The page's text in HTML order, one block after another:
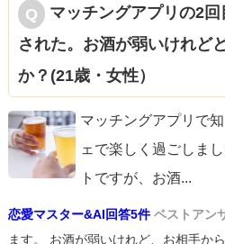
マッチングアプリの2
された。お酒が弱いけれど
か？(21歳・女性）
マッチングアプリで
ェで楽しく過ごしま
トですが、お酒...
恋愛マスター&AI回答5件 ベストアン
ます。 お酒が弱いけれど、お相手か